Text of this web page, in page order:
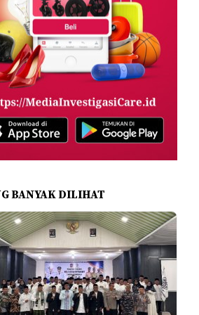
BANYAK DILIHAT